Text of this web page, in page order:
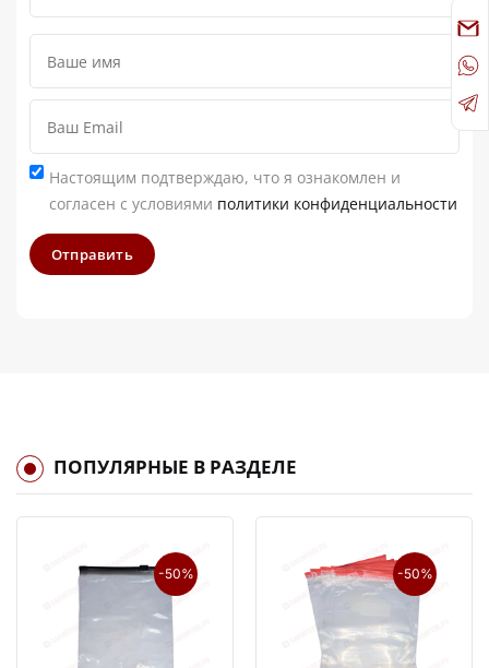
Настоящим подтверждаю, что я ознакомлен и
согласен с условиями политики конфиденциальности
Отправить
ПОПУЛЯРНЫЕ В РАЗДЕЛЕ
-50% -50%